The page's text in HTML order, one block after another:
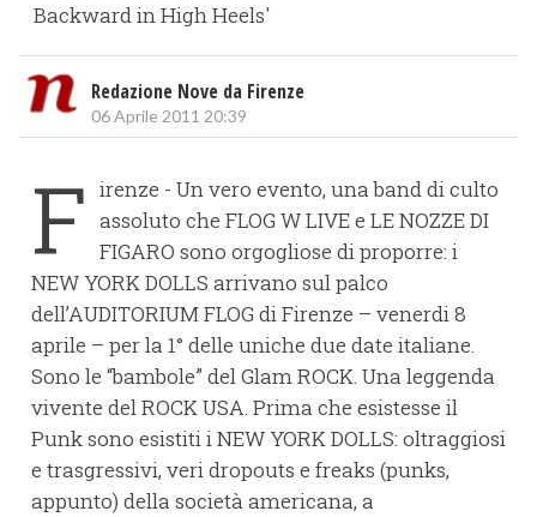
Backward in High Heels'
Redazione Nove da Firenze
06 Aprile 2011 20:39
F irenze - Un vero evento, una band di culto
assoluto che FLOG W LIVE e LE NOZZE DI
FIGARO sono orgogliose di proporre: i
NEW YORK DOLLS arrivano sul palco
dell’AUDITORIUM FLOG di Firenze – venerdi 8
aprile – per la 1° delle uniche due date italiane.
Sono le “bambole” del Glam ROCK. Una leggenda
vivente del ROCK USA. Prima che esistesse il
Punk sono esistiti i NEW YORK DOLLS: oltraggiosi
e trasgressivi, veri dropouts e freaks (punks,
appunto) della società americana, a